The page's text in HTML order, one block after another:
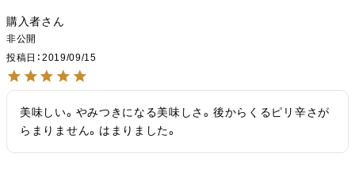
購入者
非公開
投稿日
2019/09/15
美味しい。やみつきになる美味しさ。後からくるピリ辛さが
らまりません。はまりました。